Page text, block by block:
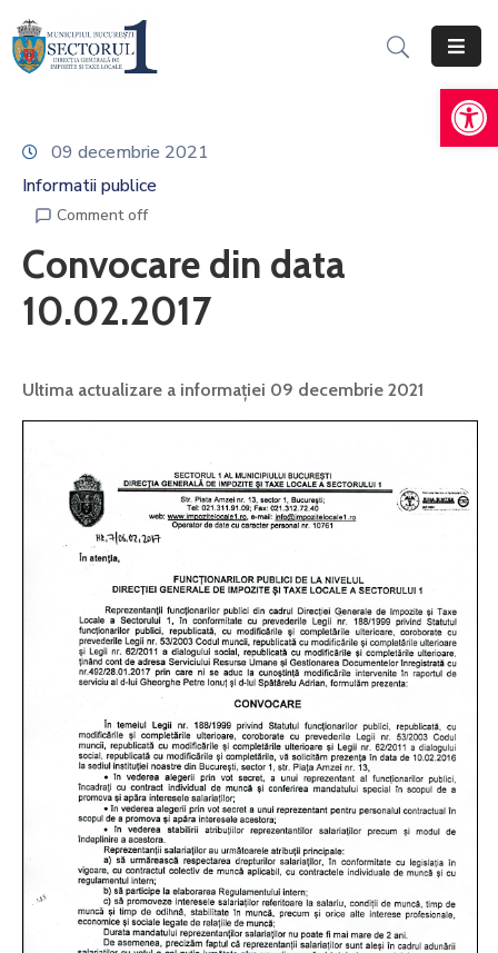
Generale
Servicii
Persoane
Fizice
Juridice
Amenzi
Chestionar
09 decembrie 2021
Informatii publice
Comment off
Convocare din data
10.02.2017
Ultima actualizare a informației 09 decembrie 2021